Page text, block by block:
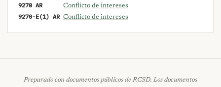
9270 AR Conflicto de intereses
9270-E(1) AR Conflicto de intereses
Preparado con documentos públicos de RCSD. Los documentos